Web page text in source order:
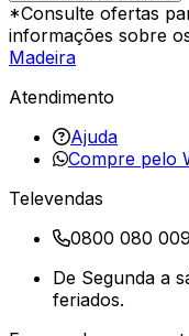
*Consulte ofertas
informações sobre
Madeira
Atendimento
Ajuda
Compre pelo
Televendas
0800 080
De Segunda a
feriados.